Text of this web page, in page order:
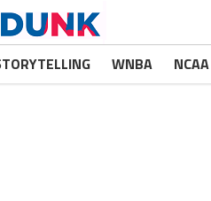
WNBA NCAA